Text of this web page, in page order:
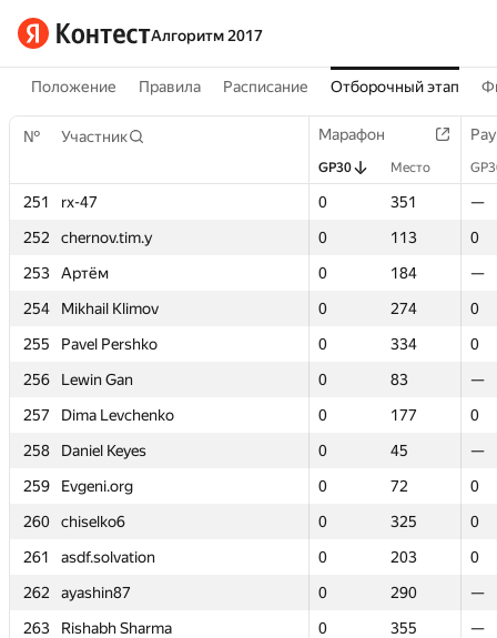
Алгоритм 2017
Положение Правила Расписание Отборочный этап
№ Участник Марафон
GP30 Место
251 rx-47 0 351
—
252
chernov.tim.y 0 113
0
253
Артём 0 184
—
254
Mikhail Klimov 0 274
0
255
Pavel Pershko 0 334
0
256
Lewin Gan 0 83
—
257
Dima Levchenko 0 177
0
258
Daniel Keyes 0 45
—
259
Evgeni.org 0 72
0
260
chiselko6 0 325
0
261
asdf.solvation 0 203
0
262
ayashin87 0 290
—
263
Rishabh Sharma 0 355
—
№ Участник Марафон
GP30 Место
251 rx-47 0 351
—
252
chernov.tim.y 0 113
0
253
Артём 0 184
—
254
Mikhail Klimov 0 274
0
255
Pavel Pershko 0 334
0
256
Lewin Gan 0 83
—
257
Dima Levchenko 0 177
0
258
Daniel Keyes 0 45
—
259
Evgeni.org 0 72
0
260
chiselko6 0 325
0
261
asdf.solvation 0 203
0
262
ayashin87 0 290
—
263
Rishabh Sharma 0 355
—